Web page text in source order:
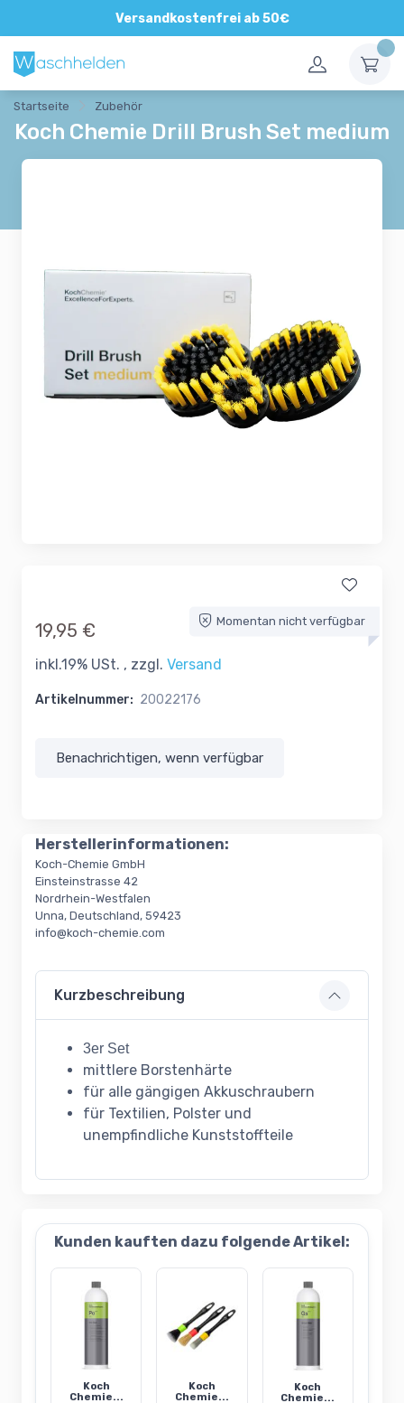
Versandkostenfrei ab 50€
Direkte und persönliche Beratung
Startseite Zubehör
Koch Chemie Drill Brush Set medium
Momentan nicht verfügbar
19,95 €
inkl.19% USt. , zzgl. Versand
Artikelnummer: 20022176
Benachrichtigen, wenn verfügbar
Herstellerinformationen:
Koch-Chemie GmbH
Einsteinstrasse 42
Nordrhein-Westfalen
Unna, Deutschland, 59423
info@koch-chemie.com
Kurzbeschreibung
3er Set
mittlere Borstenhärte
für alle gängigen Akkuschraubern
für Textilien, Polster und
unempfindliche Kunststoffteile
Kunden kauften dazu folgende Artikel:
Koch
Chemie...
Koch
Chemie...
Koch
Chemie...